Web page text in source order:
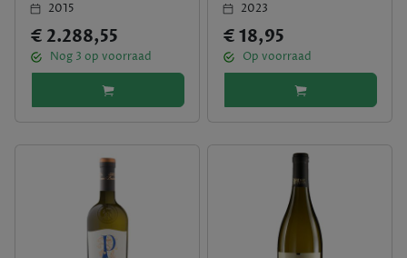
2015
€ 2.288,55
Nog 3 op voorraad
2023
€ 18,95
Op voorraad